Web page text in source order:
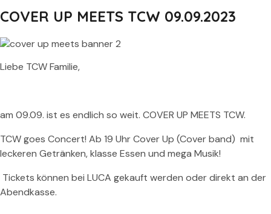
COVER UP MEETS TCW 09.09.2023
Liebe TCW Familie,
am 09.09. ist es endlich so weit. COVER UP MEETS TCW.
TCW goes Concert! Ab 19 Uhr Cover Up (Cover band) mit
leckeren Getränken, klasse Essen und mega Musik!
Tickets können bei LUCA gekauft werden oder direkt an der
Abendkasse.